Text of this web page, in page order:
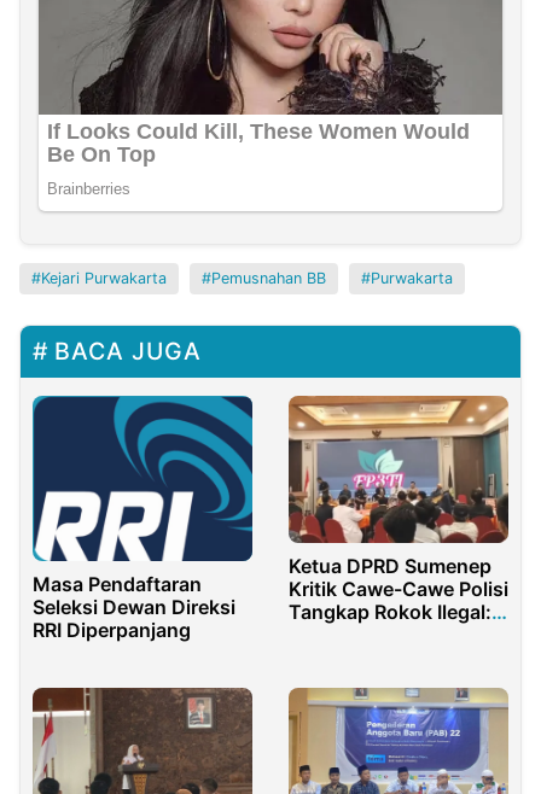
Kejari Purwakarta Pemusnahan BB Purwakarta
BACA JUGA
Masa Pendaftaran
Seleksi Dewan Direksi
RRI Diperpanjang
Ketua DPRD Sumenep
Kritik Cawe-Cawe Polisi
Tangkap Rokok Ilegal: